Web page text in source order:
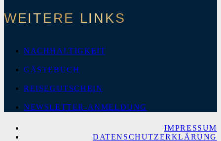
WEITERE LINKS
NACHHALTIGKEIT
GÄSTEBUCH
REISEGUTSCHEIN
NEWSLETTER-ANMELDUNG
IMPRESSUM
DATENSCHUTZERKLÄRUNG